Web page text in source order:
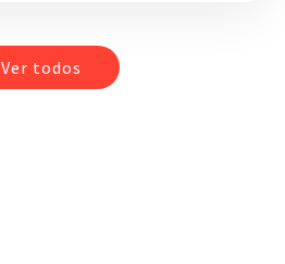
Ver todos